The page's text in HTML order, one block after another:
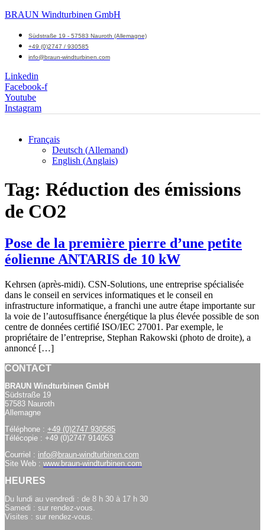
BRAUN Windturbinen GmbH
Südstraße 19 - 57583 Nauroth (Allemagne)
+49 (0)2747 / 930585
info@braun-windturbinen.com
Linkedin
Facebook-f
Youtube
Instagram
Français
Deutsch (Allemand)
English (Anglais)
Tag: Réduction des émissions
de CO2
Pose de la première pierre d’une petite
éolienne ANTARIS de 10 kW
Kehrsen (après-midi). CSN-Solutions, une entreprise spécialisée
dans le conseil en services informatiques et le conseil en
infrastructure informatique, a franchi une autre étape importante sur
la voie de l’autosuffisance énergétique la plus élevée possible de son
centre de données certifié ISO/IEC 27001. Par exemple, le
propriétaire de l’entreprise, Stephan Rakowski (photo de droite), a
annoncé […]
CONTACT
BRAUN Windturbinen GmbH
Südstraße 19
57583 Nauroth
Allemagne
Téléphone : +49 (0)2747 930585
Télécopie : +49 (0)2747 914053
Courriel : info@braun-windturbinen.com
Site Web : www.braun-windturbinen.com
HEURES
Du lundi au vendredi : de 8 h 30 à 17 h 30
Samedi : sur rendez-vous.
Visites : sur rendez-vous.